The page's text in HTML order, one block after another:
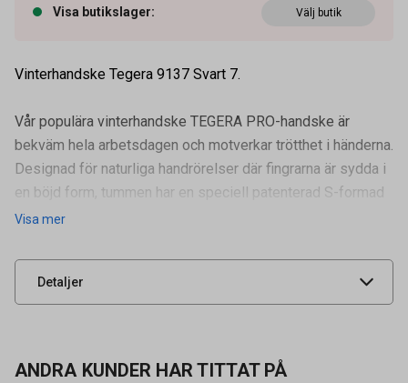
Visa butikslager: Välj butik
Vinterhandske Tegera 9137 Svart 7.
Vår populära vinterhandske TEGERA PRO-handske är
bekväm hela arbetsdagen och motverkar trötthet i händerna.
Designad för naturliga handrörelser där fingrarna är sydda i
en böjd form, tummen har en speciell patenterad S-formad
konstruktion och m
Visa mer
Detaljer
Artikelnummer 94600555
Leverantörens
UNSPSC 46181504
ANDRA KUNDER HAR TITTAT PÅ